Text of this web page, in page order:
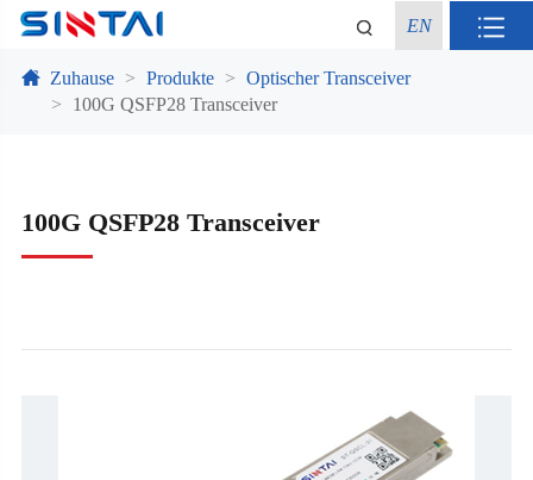
EN
Zuhause Produkte
Optischer Transceiver
100G QSFP28 Transceiver
100G QSFP28 Transceiver